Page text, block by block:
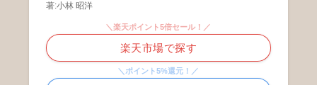
著:小林 昭洋
＼楽天ポイント5倍セール！／
楽天市場で探す
＼ポイント5%還元！／